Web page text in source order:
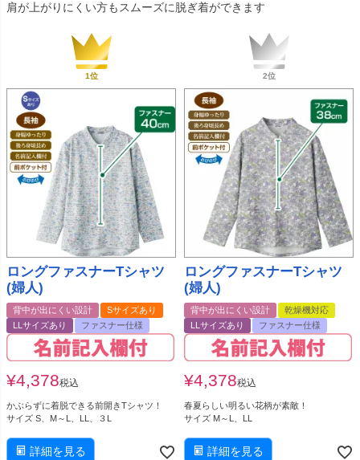
肩が上がりにくい方もスムーズに脱ぎ着ができます
ロングファスナーTシャツ
(婦人)
背中が出にくい設計
Sサイズあり
LLサイズあり
ファスナー仕様
¥4,378税込
かぶらずに着脱できる前開きTシャツ！
サイズ S、M～L、LL、３L
詳細を見る
ロングファスナーTシャツ
(婦人)
背中が出にくい設計
乾燥機対応
LLサイズあり
ファスナー仕様
¥4,378税込
春夏らしい明るい花柄が素敵！
サイズ M～L、LL
詳細を見る